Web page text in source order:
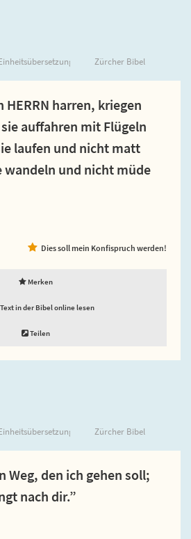
Zürcher Bibel
HERRN harren, kriegen
auffahren mit Flügeln
laufen und nicht matt
wandeln und nicht müde
Dies soll mein Konfispruch werden!
Merken
in der Bibel online lesen
Teilen
Zürcher Bibel
Weg, den ich gehen soll;
nach dir.”